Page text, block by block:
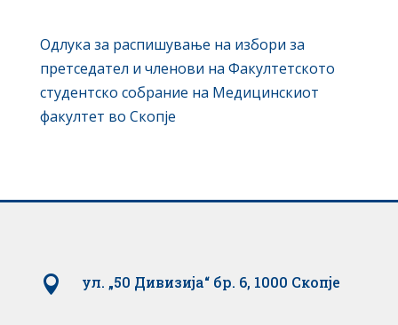
Одлука за распишување на избори за
претседател и членови на Факултетското
студентско собрание на Медицинскиот
факултет во Скопје
 ул. „50 Дивизија“ бр. 6, 1000 Скопје